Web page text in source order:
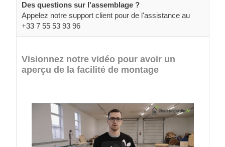
Des questions sur l'assemblage ?
Appelez notre support client pour de l'assistance au
+33 7 55 53 93 96
Visionnez notre vidéo pour avoir un
aperçu de la facilité de montage